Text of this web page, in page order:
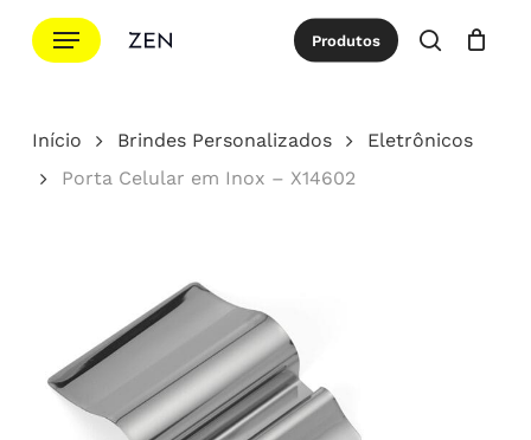
para
principal
Menu Produtos
procurar
Cotação Close
Início Brindes Personalizados
Eletrônicos
Porta Celular em Inox – X14602